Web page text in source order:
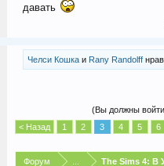
давать
Челси Кошкаи Rany Randolff
(Вы должны войти
< Назад
1 2 3 4 5 6
Форум The Sims 4: В